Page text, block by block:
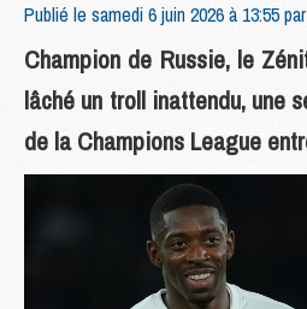
Publié le samedi 6 juin 2026 à 13:55 par
Champion de Russie, le
lâché un troll inattendu, une
de la Champions League